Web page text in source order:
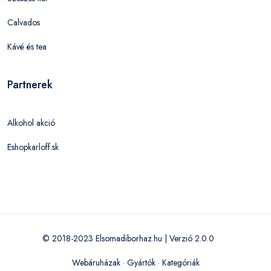
Calvados
Kávé és tea
Partnerek
Alkohol akció
Eshopkarloff.sk
© 2018-2023 Elsomadiborhaz.hu | Verzió 2.0.0
Webáruházak· Gyártók· Kategóriák